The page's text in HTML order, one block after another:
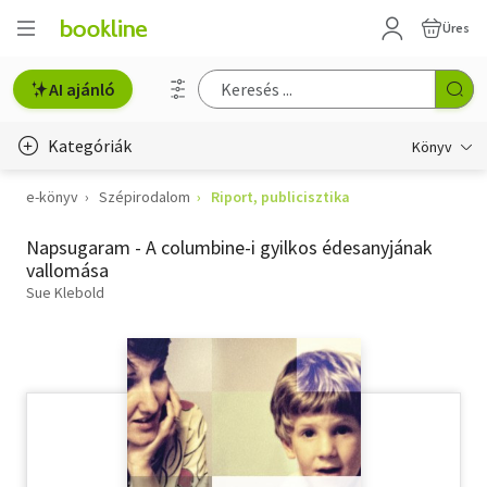
Üres
AI ajánló
Kategóriák Könyv
Életmód, egészség
Erotika
Gyermek- és ifjúsági
Hobbi, szabadidő
e-könyv Szépirodalom Riport, publicisztika
Napsugaram - A columbine-i gyilkos édesanyjának
vallomása
Sue Klebold